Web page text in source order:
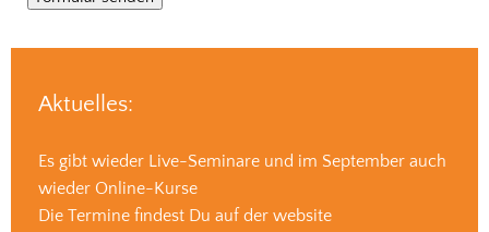
Aktuelles:
Es gibt wieder Live-Seminare und im September auch
wieder Online-Kurse
Die Termine findest Du auf der website